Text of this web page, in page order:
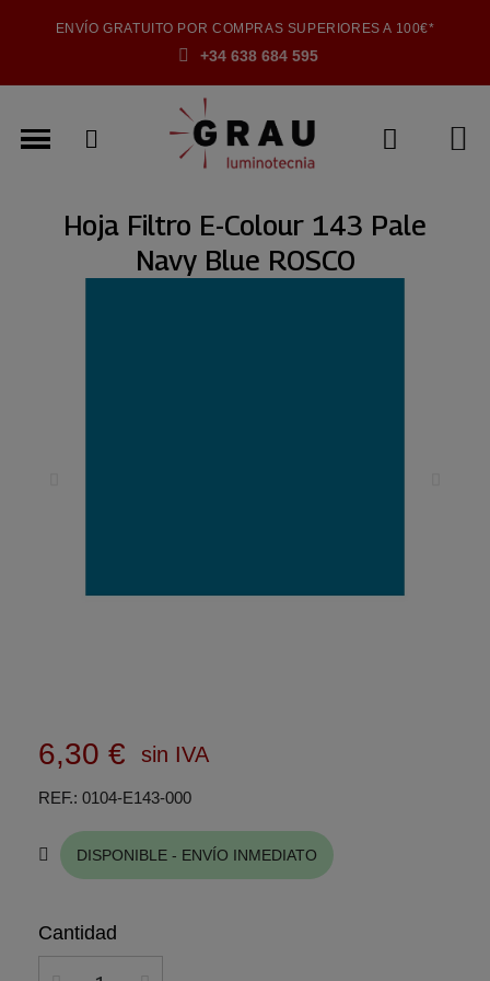
ENVÍO GRATUITO POR COMPRAS SUPERIORES A 100€*
+34 638 684 595
Hoja Filtro E-Colour 143 Pale
Navy Blue ROSCO
6,30 € sin IVA
REF. 0104-E143-000
DISPONIBLE - ENVÍO INMEDIATO
Cantidad